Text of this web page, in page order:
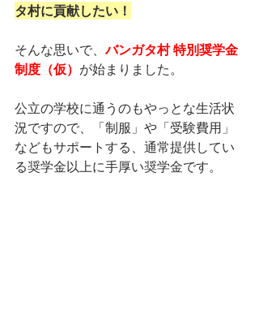
タ村に貢献したい！
そんな思いで、バンガタ村 特別奨学金
制度（仮） が始まりました。
公立の学校に通うのもやっとな生活状
況ですので、「制服」や「受験費用」
などもサポートする、通常提供してい
る奨学金以上に手厚い奨学金です。